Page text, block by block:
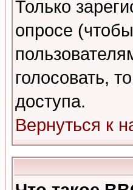
Только
опросе
голосовать,
доступа.
Вернуться к